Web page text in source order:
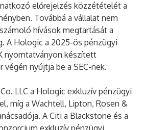
előrejelzés közzétételét a
Továbbá a vállalat nem
hívások megtartását a
A Hologic a 2025-ös pénzügyi
nyomtatványon készített
nyújtja be a SEC-nek.
LLC a Hologic exkluzív pénzügyi
míg a Wachtell, Lipton, Rosen &
A Citi a Blackstone és a
exkluzív pénzügyi